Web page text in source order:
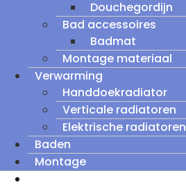
Douchegordijn
Bad accessoires
Badmat
Montage materiaal
Verwarming
Handdoekradiator
Verticale radiatoren
Elektrische radiatoren
Baden
Montage